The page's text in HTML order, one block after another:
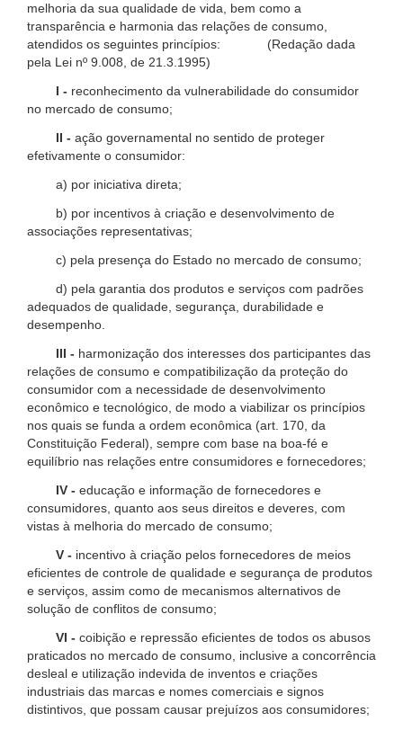
melhoria da sua qualidade de vida, bem como a
transparência e harmonia das relações de consumo,
atendidos os seguintes princípios: (Redação dada
pela Lei nº 9.008, de 21.3.1995)
I - reconhecimento da vulnerabilidade do consumidor
no mercado de consumo;
II - ação governamental no sentido de proteger
efetivamente o consumidor:
a) por iniciativa direta;
b) por incentivos à criação e desenvolvimento de
associações representativas;
c) pela presença do Estado no mercado de consumo;
d) pela garantia dos produtos e serviços com padrões
adequados de qualidade, segurança, durabilidade e
desempenho.
III - harmonização dos interesses dos participantes das
relações de consumo e compatibilização da proteção do
consumidor com a necessidade de desenvolvimento
econômico e tecnológico, de modo a viabilizar os princípios
nos quais se funda a ordem econômica (art. 170, da
Constituição Federal), sempre com base na boa-fé e
equilíbrio nas relações entre consumidores e fornecedores;
IV - educação e informação de fornecedores e
consumidores, quanto aos seus direitos e deveres, com
vistas à melhoria do mercado de consumo;
V - incentivo à criação pelos fornecedores de meios
eficientes de controle de qualidade e segurança de produtos
e serviços, assim como de mecanismos alternativos de
solução de conflitos de consumo;
VI - coibição e repressão eficientes de todos os abusos
praticados no mercado de consumo, inclusive a concorrência
desleal e utilização indevida de inventos e criações
industriais das marcas e nomes comerciais e signos
distintivos, que possam causar prejuízos aos consumidores;